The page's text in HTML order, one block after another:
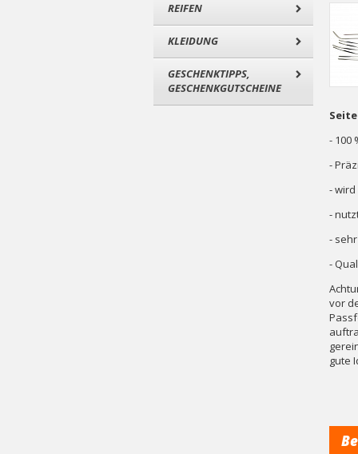
REIFEN
KLEIDUNG
GESCHENKTIPPS,
GESCHENKGUTSCHEINE
- 100
-
-
-
-
-
vor
gute